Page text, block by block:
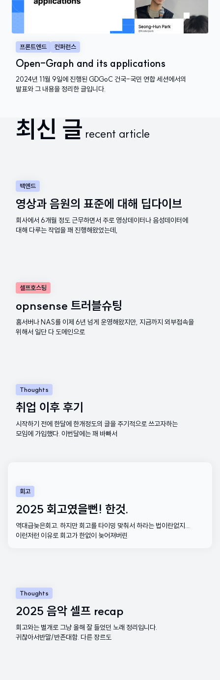
프론트엔드 컨퍼런스
Open-Graph and its applications
2024년 11월 9일에 진행된 GDGoC 건국-국민 연합 세션에서의
발표와 그 내용을 정리한 글입니다.
최신 글 recent article
백엔드
영상과 음원의 표준에 대해 딥다이브
회사에서 6개월 정도 근무하면서 주로 영상데이터나 음성데이터에
대해 다루는 작업을 꽤 진행해왔었는데,
셀프호스팅
opnsense 트러블슈팅
홈서버나 NAS를 이제 6년 넘게 운영해왔지만, 지금까지 외부접속을
위해서 일단 다 도메인으로
Thoughts
취업 이후 후기
시작하기 전에 한달에 한개정도의 글을 주기적으로 쓰고자하는
모임에 가입했다. 이번달에는 꽤 바빠서
회고
2025 회고였을뻔! 한것.
역대급늦은회고. 하지만 회고를 타이밍 맞춰서 하라는 법이란없지...
이런저런 이유로 회고가 한없이 늦어져버린
Thoughts
2025 음악 셀프 recap
회고와는 별개로 그냥 올해 잘 들었던 노래 정리입니다.
귀찮아서반말/반존대함. 다른 장르도